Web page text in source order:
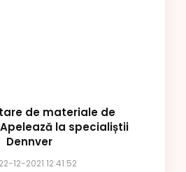
de materiale de
la specialiștii
Dennver
22-12-2021 12:41:52